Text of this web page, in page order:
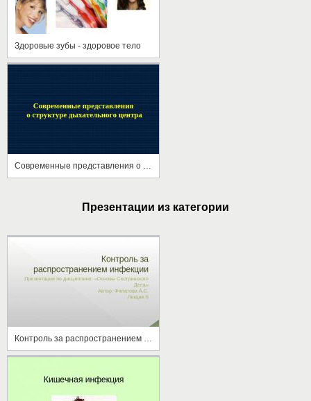
Здоровые зубы - здоровое тело
Презентации из категории